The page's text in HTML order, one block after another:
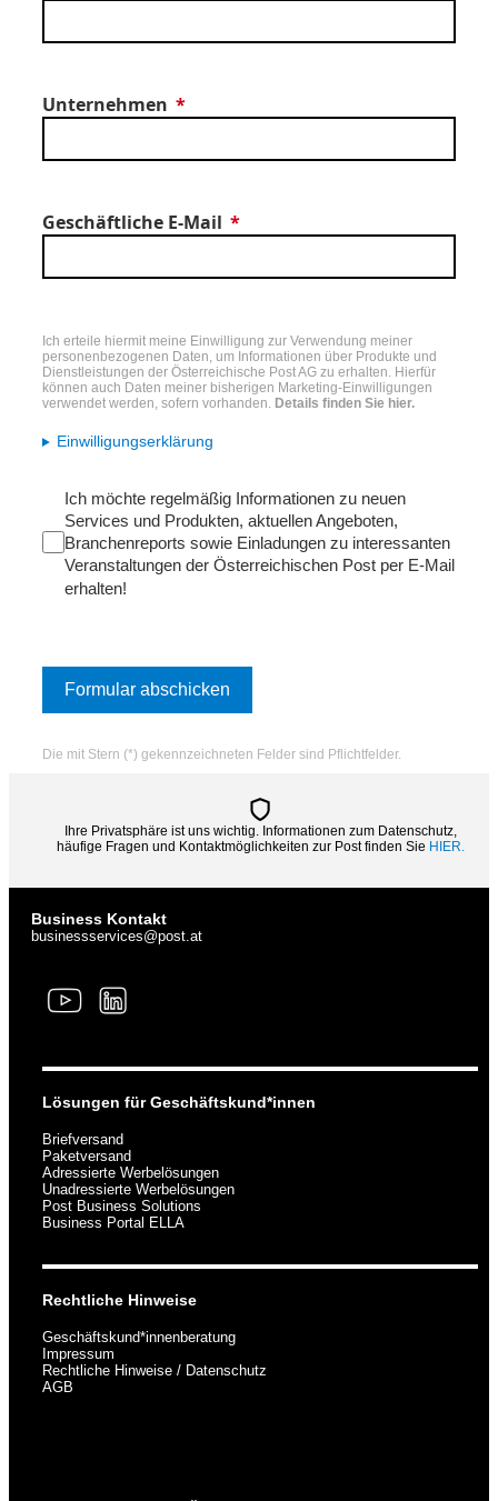
Unternehmen
Geschäftliche E-Mail
Ich erteile hiermit meine Einwilligung zur Verwendung meiner
personenbezogenen Daten, um Informationen über Produkte und
Dienstleistungen der Österreichische Post AG zu erhalten. Hierfür
können auch Daten meiner bisherigen Marketing-Einwilligungen
verwendet werden, sofern vorhanden. Details finden Sie hier.
Einwilligungserklärung
Ich möchte regelmäßig Informationen zu neuen
Services und Produkten, aktuellen Angeboten,
Branchenreports sowie Einladungen zu interessanten
Veranstaltungen der Österreichischen Post per E-Mail
erhalten!
Formular abschicken
Die mit Stern (*) gekennzeichneten Felder sind Pflichtfelder.
Ihre Privatsphäre ist uns wichtig. Informationen zum Datenschutz,
häufige Fragen und Kontaktmöglichkeiten zur Post finden Sie HIER.
Business Kontakt
businessservices@post.at
Lösungen für Geschäftskund*innen
Briefversand
Paketversand
Adressierte Werbelösungen
Unadressierte Werbelösungen
Post Business Solutions
Business Portal ELLA
Rechtliche Hinweise
Geschäftskund*innenberatung
Impressum
Rechtliche Hinweise / Datenschutz
AGB